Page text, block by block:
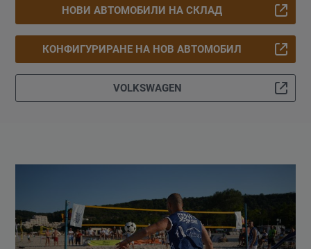
НОВИ АВТОМОБИЛИ НА СКЛАД
КОНФИГУРИРАНЕ НА НОВ АВТОМОБИЛ
VOLKSWAGEN